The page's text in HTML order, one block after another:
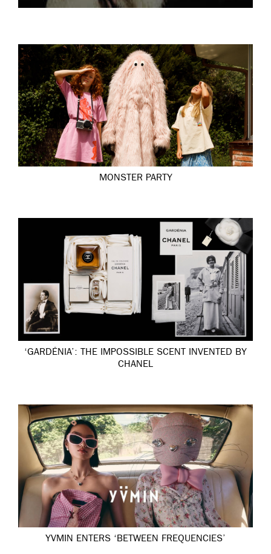
MONSTER PARTY
‘GARDÉNIA’: THE IMPOSSIBLE SCENT INVENTED BY
CHANEL
YVMIN ENTERS ‘BETWEEN FREQUENCIES’